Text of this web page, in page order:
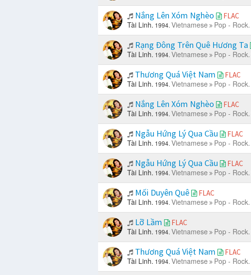
Nắng Lên Xóm Nghèo FLAC
Tài Linh. 1994. Vietnamese Pop - Rock.
Rạng Đông Trên Quê Hương Ta
Tài Linh. 1994. Vietnamese Pop - Rock.
Thương Quá Việt Nam FLAC
Tài Linh. 1994. Vietnamese Pop - Rock.
Nắng Lên Xóm Nghèo FLAC
Tài Linh. 1994. Vietnamese Pop - Rock.
Ngẫu Hứng Lý Qua Cầu FLAC
Tài Linh. 1994. Vietnamese Pop - Rock.
Ngẫu Hứng Lý Qua Cầu FLAC
Tài Linh. 1994. Vietnamese Pop - Rock.
Mối Duyên Quê FLAC
Tài Linh. 1994. Vietnamese Pop - Rock.
Lỡ Lầm FLAC
Tài Linh. 1994. Vietnamese Pop - Rock.
Thương Quá Việt Nam FLAC
Tài Linh. 1994. Vietnamese Pop - Rock.